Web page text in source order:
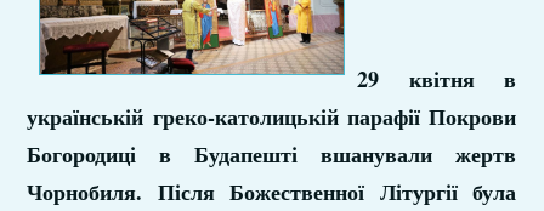
29 квітня в
українській греко-католицькій парафії Покрови
Богородиці в Будапешті вшанували жертв
Чорнобиля. Після Божественної Літургії була